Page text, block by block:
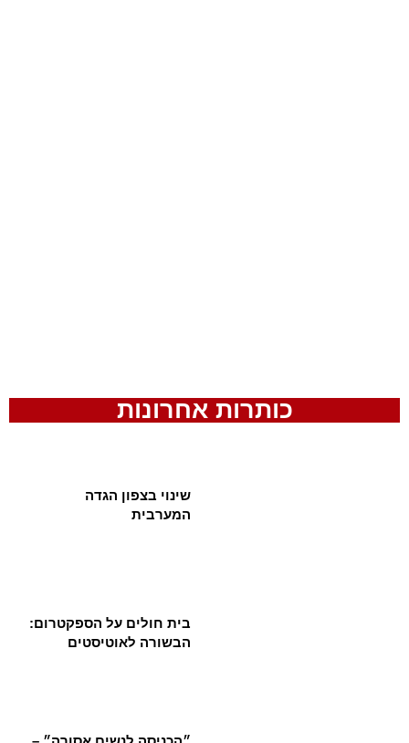
כותרות אחרונות
שינוי בצפון הגדה
המערבית
בית חולים על הספקטרום:
הבשורה לאוטיסטים